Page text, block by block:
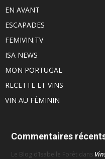
EN AVANT
ESCAPADES
FEMIVIN.TV
ISA NEWS
MON PORTUGAL
RECETTE ET VINS
VIN AU FÉMININ
Commentaires
Le Blog d’Isabelle Forêt dans